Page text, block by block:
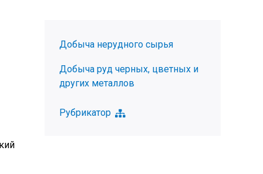
Добыча нерудного сырья
Добыча руд черных, цветных и
других металлов
Рубрикатор